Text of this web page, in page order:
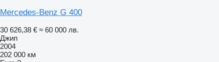
Mercedes-Benz G 400
30 626,38 € ≈ 60 000 лв.
Джип
2004
202 000 км